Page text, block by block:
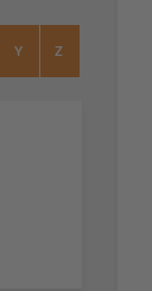
Y Z